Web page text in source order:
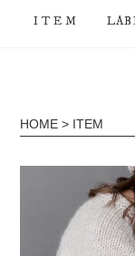
ITEM
HOME > ITEM